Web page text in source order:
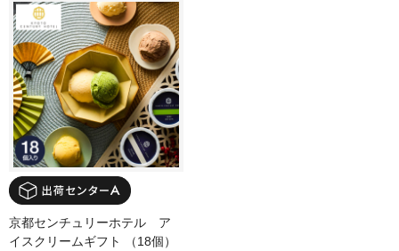
京都センチュリーホテル ア
イスクリームギフト （18個）